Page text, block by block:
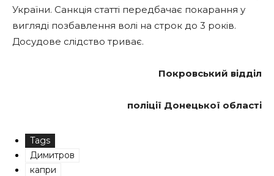
України. Санкція статті передбачає покарання у
вигляді позбавлення волі на строк до 3 років.
Досудове слідство триває.
Покровський відділ
поліції Донецької області
Tags
Димитров
капри